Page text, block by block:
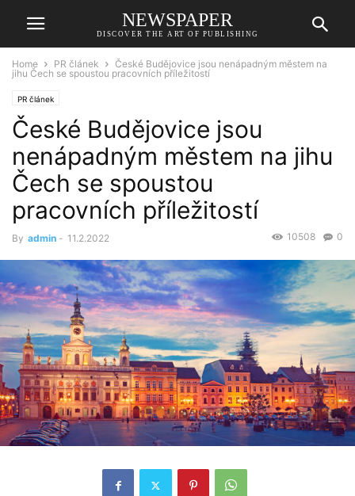
NEWSPAPER
DISCOVER THE ART OF PUBLISHING
Home PR článek
České Budějovice jsou nenápadným městem na
jihu Čech se spoustou pracovních příležitostí
PR článek
České Budějovice jsou
nenápadným městem na jihu
Čech se spoustou
pracovních příležitostí
By admin - 11.2.2022 0
10508